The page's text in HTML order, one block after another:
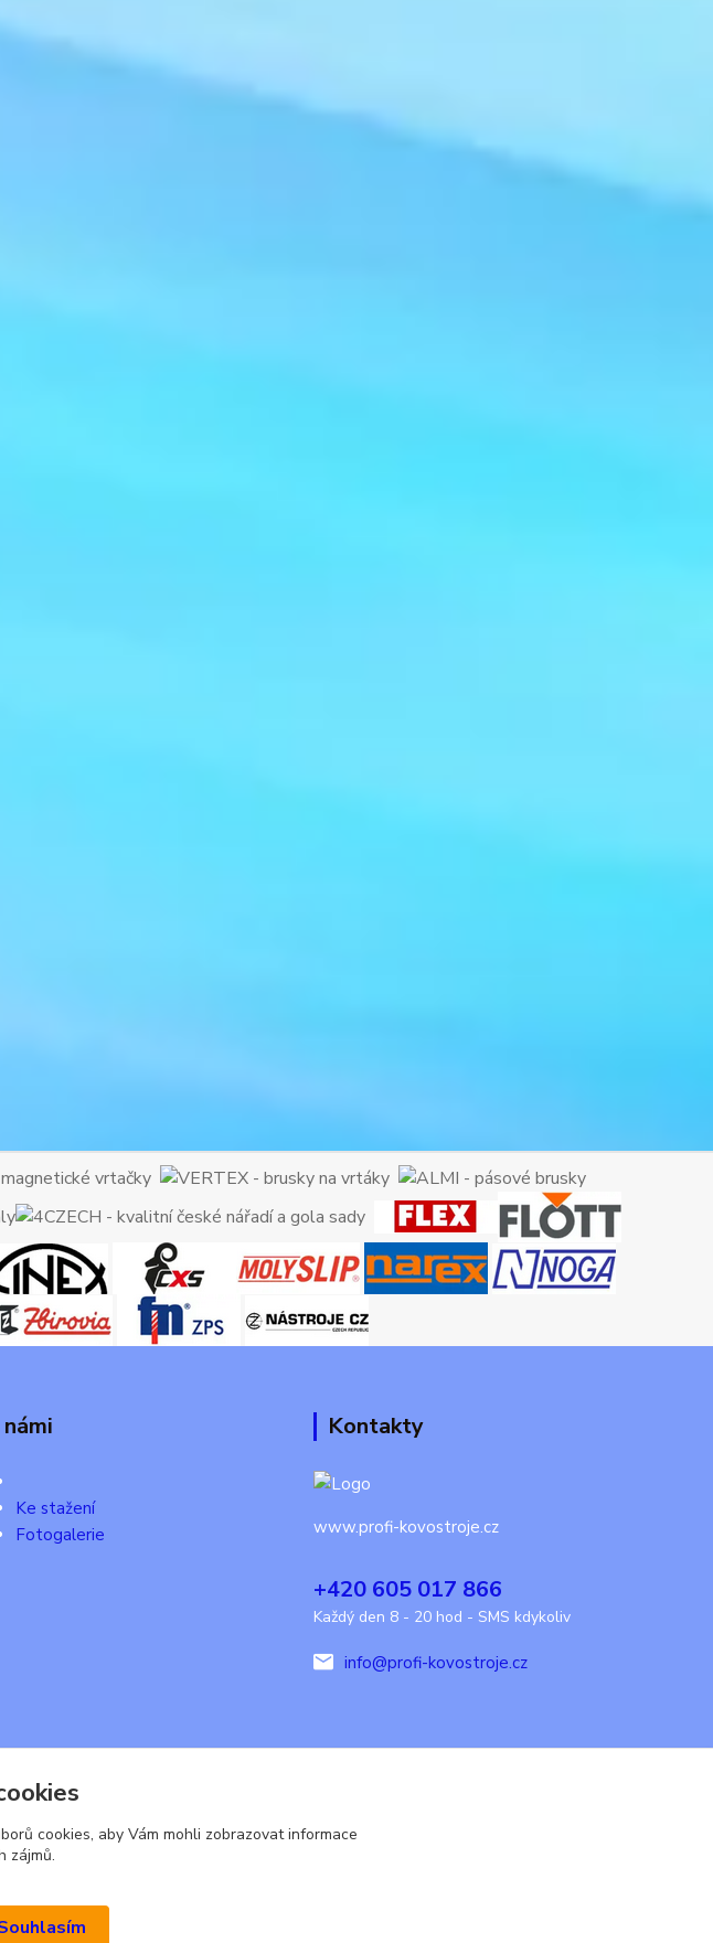
námi
Ke stažení
Fotogalerie
Kontakty
www.profi-kovostroje.cz
+420 605 017 866
Každý den 8 - 20 hod - SMS kdykoliv
info@profi-kovostroje.cz
cookies, aby Vám mohli zobrazovat informace
zájmů.